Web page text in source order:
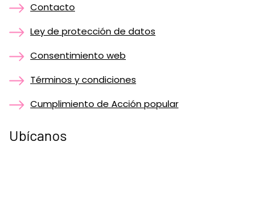
Contacto
Ley de protección de datos
Consentimiento web
Términos y condiciones
Cumplimiento de Acción popular
Ubícanos